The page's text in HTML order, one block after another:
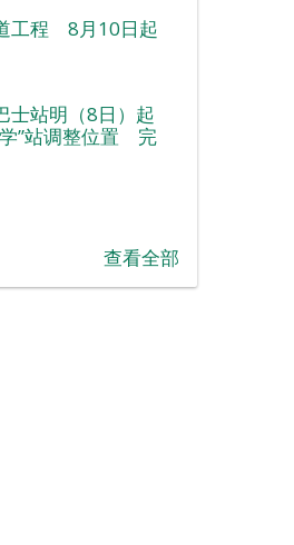
工程 8月10日起
士站明（8日）起
”站调整位置 完
查看全部